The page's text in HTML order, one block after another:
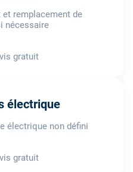
remplacement de
nécessaire
gratuit
électrique
électrique non défini
gratuit